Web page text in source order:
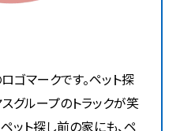
ゴマークです。ペット探
グループのトラックが笑
ット探し前の家にも、ペ